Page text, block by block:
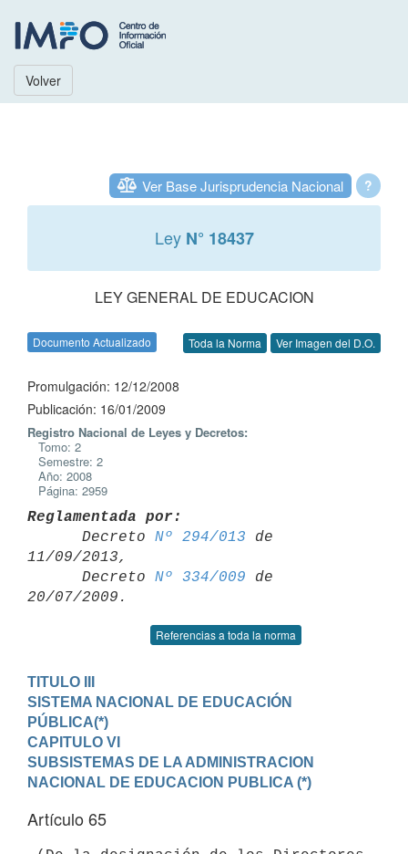
Volver
?
Ver Base Jurisprudencia Nacional
Ley N° 18437
LEY GENERAL DE EDUCACION
Documento Actualizado Toda la Norma Ver Imagen del D.O.
Promulgación: 12/12/2008
Publicación: 16/01/2009
Registro Nacional de Leyes y Decretos:
Tomo: 2
Semestre: 2
Año: 2008
Página: 2959
Reglamentada por:
Decreto Nº 294/013 de
11/09/2013,
      Decreto
Nº 334/009 de
Referencias a toda la norma
TITULO III
SISTEMA NACIONAL DE EDUCACIÓN
PÚBLICA(*)
CAPITULO VI
SUBSISTEMAS DE LA ADMINISTRACION
NACIONAL DE EDUCACION PUBLICA (*)
Artículo 65